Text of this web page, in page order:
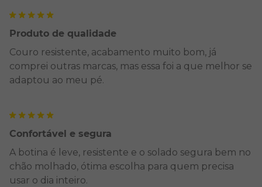
Produto de qualidade
Couro resistente, acabamento muito bom, já
comprei outras marcas, mas essa foi a que melhor se
adaptou ao meu pé.
Confortável e segura
A botina é leve, resistente e o solado segura bem no
chão molhado, ótima escolha para quem precisa
usar o dia inteiro.